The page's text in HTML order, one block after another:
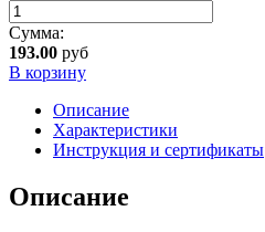
Сумма:
193.00 руб
В корзину
Описание
Характеристики
Инструкция и сертификаты
Описание